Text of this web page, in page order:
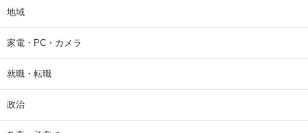
地域
家電・PC・カメラ
就職・転職
政治